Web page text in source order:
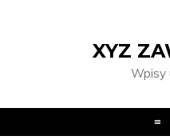
XYZ
Wpisy